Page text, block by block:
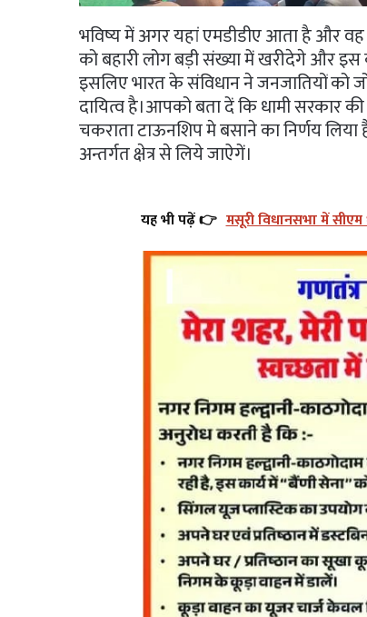
भविष्य में अगर यहां एमडीडीए आता है और
को बहारी लोग बड़ी संख्या में खरीदेगे और इस
इसलिए भारत के संविधान ने जनजातियों को
दायित्व है।आपको बता दें कि धामी सरकार
चकराता टाऊनशिप मे बसाने का निर्णय
अन्तर्गत क्षेत्र से लिये जाऐगें।
यह भी पढ़ें 👉 मसूरी विधानसभा में